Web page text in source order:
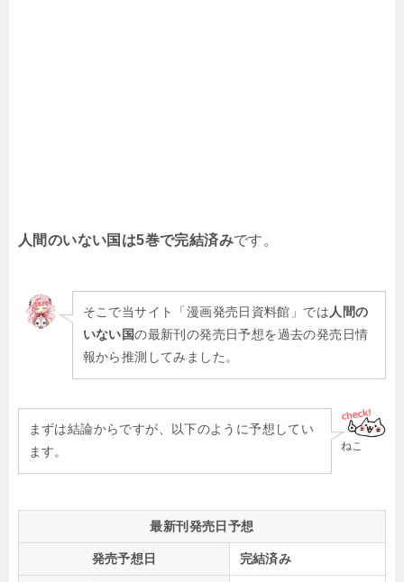
人間のいない国は5巻で完結済みです。
そこで当サイト「漫画発売日資料館」では人間の
いない国の最新刊の発売日予想を過去の発売日情
報から推測してみました。
ねこ
まずは結論からですが、以下のように予想してい
ます。
最新刊発売日予想
発売予想日 完結済み